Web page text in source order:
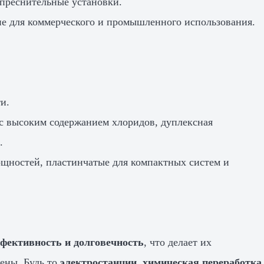
для коммерческого и промышленного использования.
высоким содержанием хлоридов, дуплексная
пластинчатые для компактных систем и
и долговечность, что делает их